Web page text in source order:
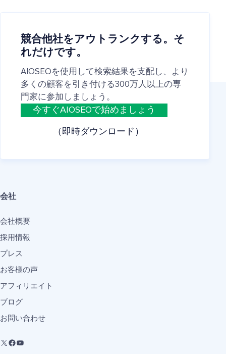
競合他社をアウトランクする。そ
れだけです。
AIOSEOを使用して検索結果を支配し、より
多くの顧客を引き付ける300万人以上の専
門家に参加しましょう。
今すぐAIOSEOで始めましょう
（即時ダウンロード）
会社
会社概要
採用情報
プレス
お客様の声
アフィリエイト
ブログ
お問い合わせ